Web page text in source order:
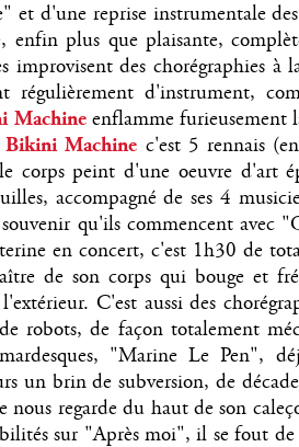
et d'une reprise instrumentale
enfin plus que plaisante,
improvisent des chorégraphies
régulièrement d'instrument,
Machine enflamme furieusement
Bikini Machine c'est 5 rennais
corps peint d'une oeuvre d'art
accompagné de ses 4
qu'ils commencent avec
en concert, c'est 1h30 de
de son corps qui bouge et
C'est aussi des
robots, de façon totalement
"Marine Le Pen",
un brin de subversion, de
nous regarde du haut de son
sur "Après moi", il se fout